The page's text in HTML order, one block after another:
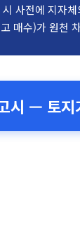
사전에 지자
매수)가 원천
시 — 토지